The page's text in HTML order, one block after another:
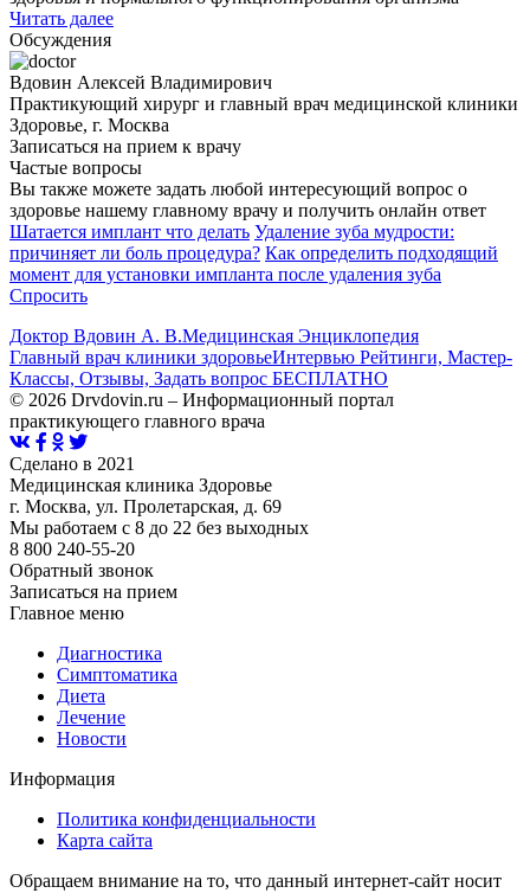
Читать далее
Обсуждения
Вдовин Алексей Владимирович
Практикующий хирург и главный врач медицинской клиники
Здоровье, г. Москва
Записаться на прием к врачу
Частые вопросы
Вы также можете задать любой интересующий вопрос о
здоровье нашему главному врачу и получить онлайн ответ
Шатается имплант что делать Удаление зуба мудрости:
причиняет ли боль процедура? Как определить подходящий
момент для установки импланта после удаления зуба
Спросить
Доктор Вдовин А. В.Медицинская Энциклопедия
Главный врач клиники здоровьеИнтервью Рейтинги, Мастер-
Классы, Отзывы, Задать вопрос БЕСПЛАТНО
© 2026 Drvdovin.ru – Информационный портал
практикующего главного врача
Сделано в 2021
Медицинская клиника Здоровье
г. Москва, ул. Пролетарская, д. 69
Мы работаем с 8 до 22 без выходных
8 800 240-55-20
Обратный звонок
Записаться на прием
Главное меню
Диагностика
Cимптоматика
Диета
Лечение
Новости
Информация
Политика конфиденциальности
Карта сайта
Обращаем внимание на то, что данный интернет-сайт носит